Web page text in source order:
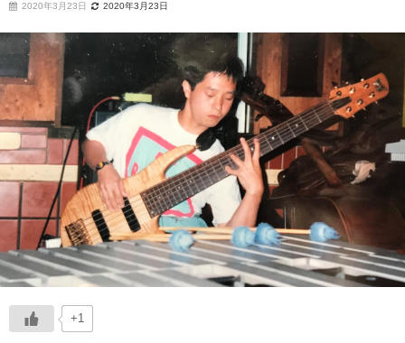
2020年3月23日 2020年3月23日
+1